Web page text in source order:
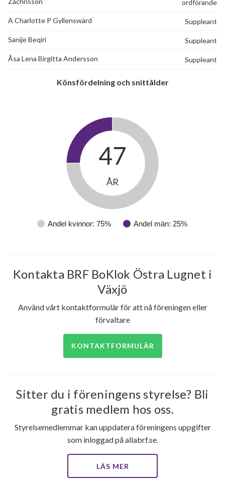
ordförande
A Charlotte P Gyllenswärd Suppleant
Sanije Beqiri Suppleant
Åsa Lena Birgitta Andersson Suppleant
Könsfördelning och snittålder
Andel kvinnor: 75% Andel män: 25%
47
ÅR
Kontakta BRF BoKlok Östra Lugnet i
Växjö
Använd vårt kontaktformulär för att nå föreningen eller
förvaltare
KONTAKTFORMULÄR
Sitter du i föreningens styrelse? Bli
gratis medlem hos oss.
Styrelsemedlemmar kan uppdatera föreningens uppgifter
som inloggad på allabrf.se.
LÄS MER